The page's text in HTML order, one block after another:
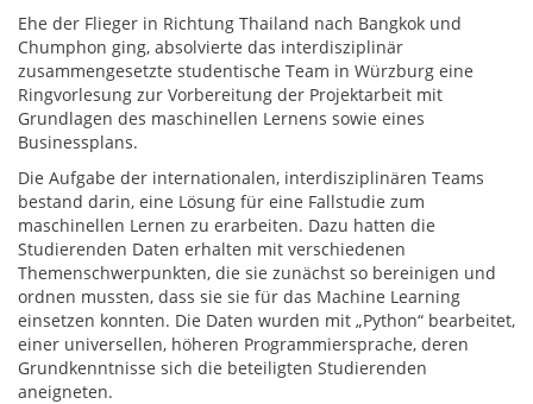
Ehe der Flieger in Richtung Thailand nach Bangkok und
Chumphon ging, absolvierte das interdisziplinär
zusammengesetzte studentische Team in Würzburg eine
Ringvorlesung zur Vorbereitung der Projektarbeit mit
Grundlagen des maschinellen Lernens sowie eines
Businessplans.
Die Aufgabe der internationalen, interdisziplinären Teams
bestand darin, eine Lösung für eine Fallstudie zum
maschinellen Lernen zu erarbeiten. Dazu hatten die
Studierenden Daten erhalten mit verschiedenen
Themenschwerpunkten, die sie zunächst so bereinigen und
ordnen mussten, dass sie sie für das Machine Learning
einsetzen konnten. Die Daten wurden mit „Python“ bearbeitet,
einer universellen, höheren Programmiersprache, deren
Grundkenntnisse sich die beteiligten Studierenden
aneigneten.